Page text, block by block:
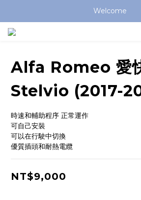
Welcome
Alfa Romeo 愛
Stelvio (2017-
時速和輔助程序 正常運作
可自己安裝
可以在行駛中切換
優質插頭和耐熱電纜
NT$9,000